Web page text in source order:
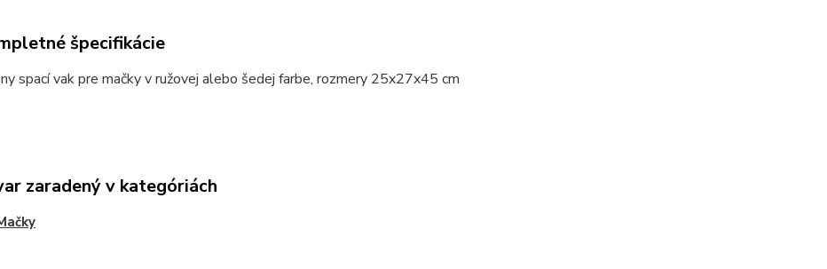
špecifikácie
spací vak pre mačky v ružovej alebo šedej farbe, rozmery 25x27x45 cm
zaradený v kategóriách